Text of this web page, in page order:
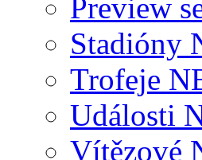
Preview
Stadióny
Trofeje
Události
Vítězové